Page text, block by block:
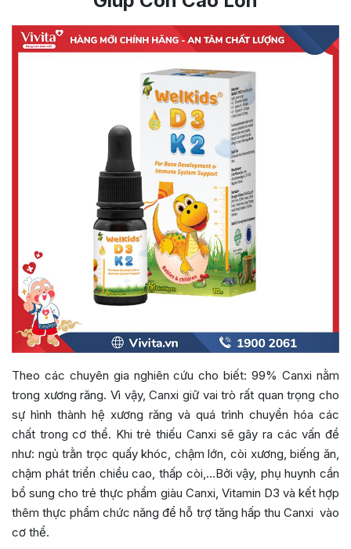
Theo các chuyên gia nghiên cứu cho biết: 99% Canxi nằm
trong xương răng. Vì vậy, Canxi giữ vai trò rất quan trọng cho
sự hình thành hệ xương răng và quá trình chuyển hóa các
chất trong cơ thể. Khi trẻ thiếu Canxi sẽ gây ra các vấn đề
như: ngủ trằn trọc quấy khóc, chậm lớn, còi xương, biếng ăn,
chậm phát triển chiều cao, thấp còi,…Bởi vậy, phụ huynh cần
bổ sung cho trẻ thực phẩm giàu Canxi, Vitamin D3 và kết hợp
thêm thực phẩm chức năng để hỗ trợ tăng hấp thu Canxi vào
cơ thể.